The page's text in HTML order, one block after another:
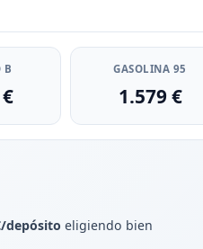
B GASOLINA 95
1.579 €
depósito eligiendo bien